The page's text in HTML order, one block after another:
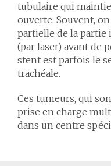
tubulaire qui
ouverte. Souvent,
partielle de la
(par laser) avant de
stent est parfois le
trachéale.
Ces tumeurs, qui
prise en charge
dans un centre